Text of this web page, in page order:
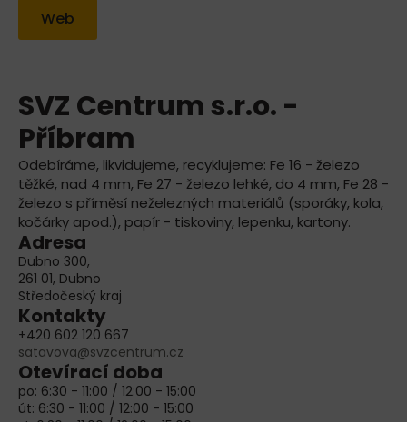
Web
SVZ Centrum s.r.o. -
Příbram
Odebíráme, likvidujeme, recyklujeme: Fe 16 - železo
těžké, nad 4 mm, Fe 27 - železo lehké, do 4 mm, Fe 28 -
železo s příměsí neželezných materiálů (sporáky, kola,
kočárky apod.), papír - tiskoviny, lepenku, kartony.
Adresa
Dubno 300,
261 01, Dubno
Středočeský kraj
Kontakty
+420 602 120 667
satavova@svzcentrum.cz
Otevírací doba
po: 6:30 - 11:00 / 12:00 - 15:00
út: 6:30 - 11:00 / 12:00 - 15:00